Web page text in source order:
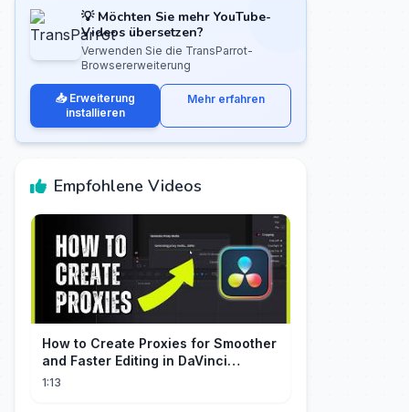
💡 Möchten Sie mehr YouTube-
Videos übersetzen?
Verwenden Sie die TransParrot-
Browsererweiterung
📥 Erweiterung
installieren
Mehr erfahren
Empfohlene Videos
How to Create Proxies for Smoother
and Faster Editing in DaVinci
Resolve
1:13